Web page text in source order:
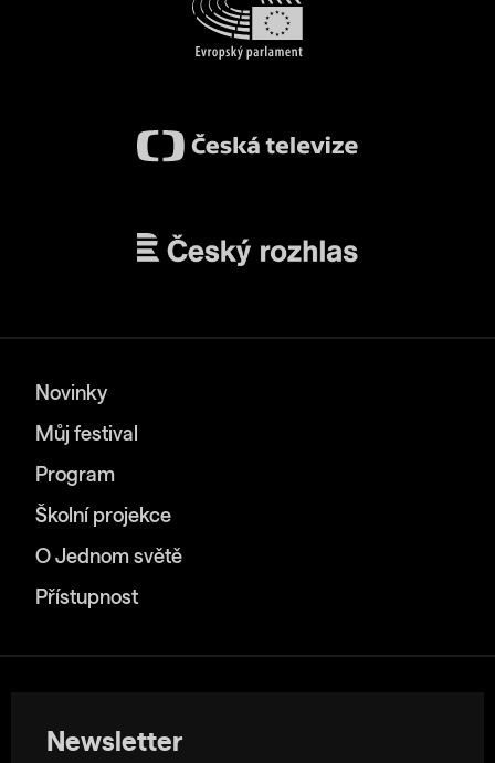
Novinky
Můj festival
Program
Školní projekce
O Jednom světě
Přístupnost
Newsletter